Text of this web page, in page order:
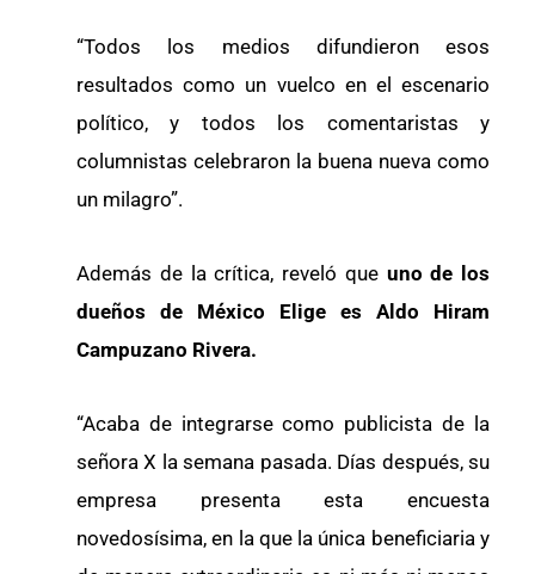
“Todos los medios difundieron esos
resultados como un vuelco en el escenario
político, y todos los comentaristas y
columnistas celebraron la buena nueva como
un milagro”.
Además de la crítica, reveló queuno de los
dueños de México Elige es Aldo Hiram
Campuzano Rivera.
“Acaba de integrarse como publicista de la
señora X la semana pasada. Días después, su
empresa presenta esta encuesta
novedosísima, en la que la única beneficiaria y